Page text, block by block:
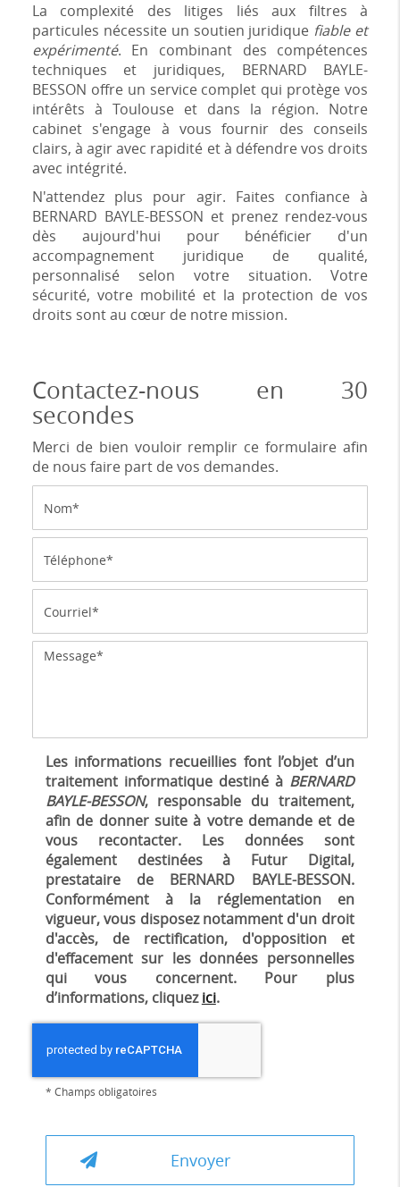
La complexité des litiges liés aux filtres à
particules nécessite un soutien juridique fiable et
expérimenté. En combinant des compétences
techniques et juridiques, BERNARD BAYLE-
BESSON offre un service complet qui protège vos
intérêts à Toulouse et dans la région. Notre
cabinet s'engage à vous fournir des conseils
clairs, à agir avec rapidité et à défendre vos droits
avec intégrité.
N'attendez plus pour agir. Faites confiance à
BERNARD BAYLE-BESSON et prenez rendez-vous
dès aujourd'hui pour bénéficier d'un
accompagnement juridique de qualité,
personnalisé selon votre situation. Votre
sécurité, votre mobilité et la protection de vos
droits sont au cœur de notre mission.
Contactez-nous en 30
secondes
Merci de bien vouloir remplir ce formulaire afin
de nous faire part de vos demandes.
Les informations recueillies font l’objet d’un
traitement informatique destiné àBERNARD
BAYLE-BESSON, responsable du traitement,
afin de donner suite à votre demande et de
vous recontacter. Les données sont
également destinées à Futur Digital,
prestataire de BERNARD BAYLE-BESSON.
Conformément à la réglementation en
vigueur, vous disposez notamment d'un droit
d'accès, de rectification, d'opposition et
d'effacement sur les données personnelles
qui vous concernent. Pour plus
d’informations, cliquezici.
* Champs obligatoires